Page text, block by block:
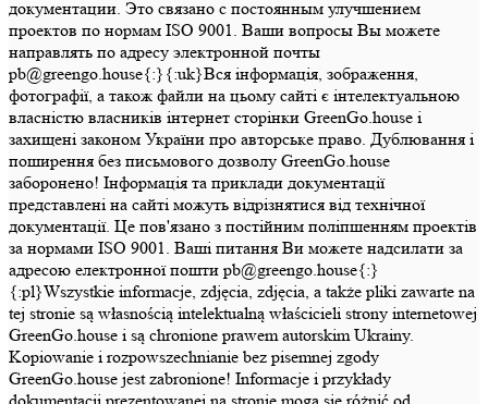
документации. Это связано с постоянным улучшением
проектов по нормам ISO 9001. Ваши вопросы Вы можете
направлять по адресу электронной почты
pb@greengo.house{:}{:uk}Вся інформація, зображення,
фотографії, а також файли на цьому сайті є інтелектуальною
власністю власників інтернет сторінки GreenGo.house і
захищені законом України про авторське право. Дублювання і
поширення без письмового дозволу GreenGo.house
заборонено! Інформація та приклади документації
представлені на сайті можуть відрізнятися від технічної
документації. Це пов'язано з постійним поліпшенням проектів
за нормами ISO 9001. Ваші питання Ви можете надсилати за
адресою електронної пошти pb@greengo.house{:}
{:pl}Wszystkie informacje, zdjęcia, zdjęcia, a także pliki zawarte na
tej stronie są własnością intelektualną właścicieli strony internetowej
GreenGo.house i są chronione prawem autorskim Ukrainy.
Kopiowanie i rozpowszechnianie bez pisemnej zgody
GreenGo.house jest zabronione! Informacje i przykłady
dokumentacji prezentowanej na stronie mogą się różnić od